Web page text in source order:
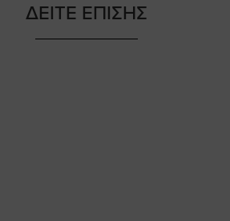
ΔΕΙΤΕ ΕΠΙΣΗΣ